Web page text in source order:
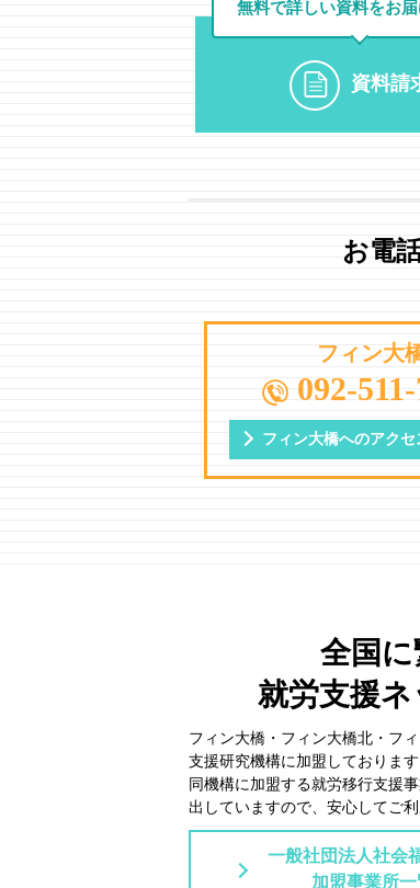
無料で詳しい資料をお
資料請
お電
フィン大
092-
フィン大橋へのアクセ
全国
就労支援
フィン大橋・フィン大橋北・フ
⽀援研究機構に加盟しております
同機構に加盟する就労移⾏⽀援
出していますので、安⼼してご利
一般社団法人社会
加盟事業所